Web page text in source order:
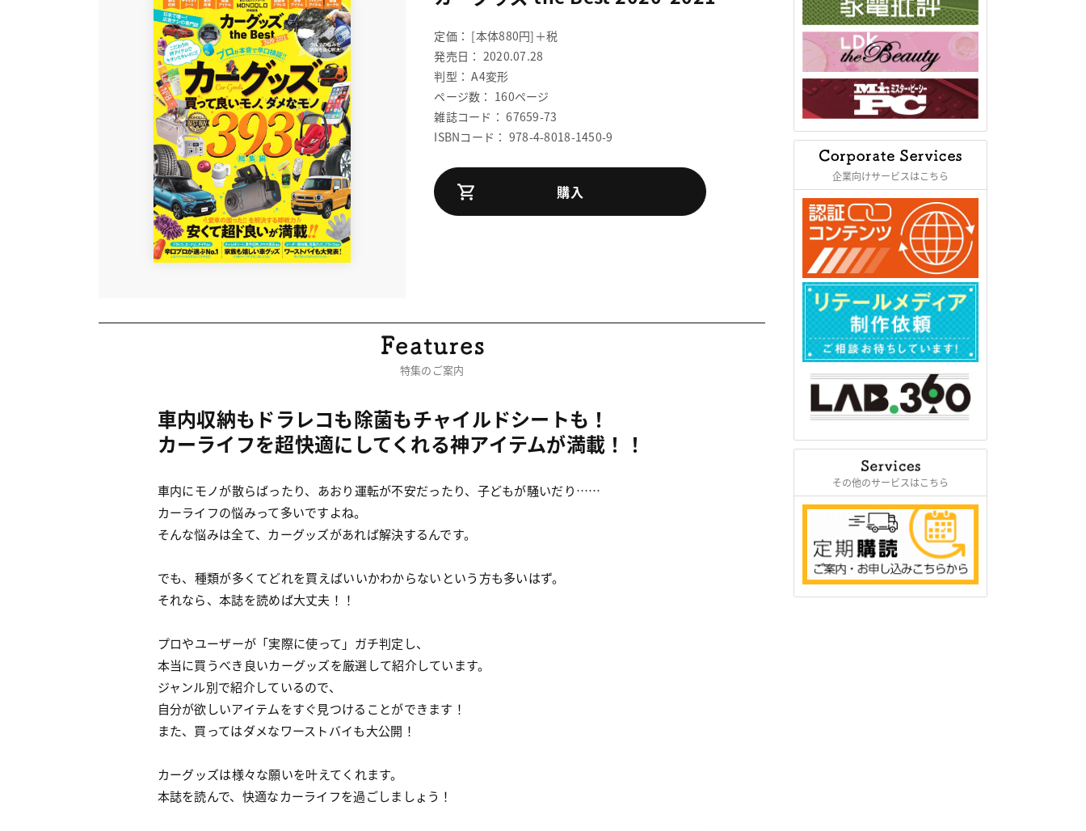
定価： [本体880円]＋税
発売日： 2020.07.28
判型： A4変形
ページ数： 160ページ
雑誌コード： 67659-73
ISBNコード： 978-4-8018-1450-9
購入
特集のご案内
車内収納もドラレコも除菌もチャイルドシートも！
カーライフを超快適にしてくれる神アイテムが満載！！
車内にモノが散らばったり、あおり運転が不安だったり、子どもが騒いだり……
カーライフの悩みって多いですよね。
そんな悩みは全て、カーグッズがあれば解決するんです。
でも、種類が多くてどれを買えばいいかわからないという方も多いはず。
それなら、本誌を読めば大丈夫！！
プロやユーザーが「実際に使って」ガチ判定し、
本当に買うべき良いカーグッズを厳選して紹介しています。
ジャンル別で紹介しているので、
自分が欲しいアイテムをすぐ見つけることができます！
また、買ってはダメなワーストバイも大公開！
カーグッズは様々な願いを叶えてくれます。
本誌を読んで、快適なカーライフを過ごしましょう！
企業向けサービスはこちら
その他のサービスはこちら